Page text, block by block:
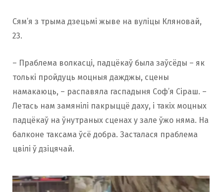
Сям’я з трыма дзецьмі жыве на вуліцы Кляновай,
23.
– Праблема волкасці, падцёкаў была заўсёды – як
толькі пройдуць моцныя дажджы, сцены
намакаюць, – распавяла гаспадыня Соф’я Сіраш. –
Летась нам замянілі пакрыццё даху, і такіх моцных
падцёкаў на ўнутраных сценах у зале ўжо няма. На
балконе таксама ўсё добра. Засталася праблема
цвілі ў дзіцячай.